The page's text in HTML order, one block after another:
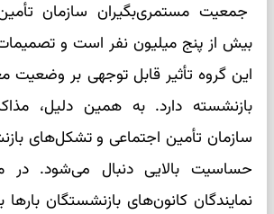
جمعیت مستمری‌بگیران سازمان
بیش از پنج میلیون نفر است و
این گروه تأثیر قابل توجهی بر وضعیت
بازنشسته دارد. به همین دلیل،
سازمان تأمین اجتماعی و تشکل‌های
حساسیت بالایی دنبال می‌شود. در
نمایندگان کانون‌های بازنشستگان